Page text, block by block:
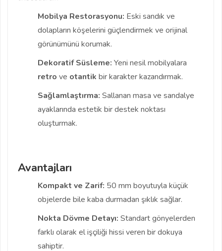
Mobilya Restorasyonu: Eski sandık ve
dolapların köşelerini güçlendirmek ve orijinal
görünümünü korumak.
Dekoratif Süsleme: Yeni nesil mobilyalara
retro ve otantik bir karakter kazandırmak.
Sağlamlaştırma: Sallanan masa ve sandalye
ayaklarında estetik bir destek noktası
oluşturmak.
Avantajları
Kompakt ve Zarif: 50 mm boyutuyla küçük
objelerde bile kaba durmadan şıklık sağlar.
Nokta Dövme Detayı: Standart gönyelerden
farklı olarak el işçiliği hissi veren bir dokuya
sahiptir.